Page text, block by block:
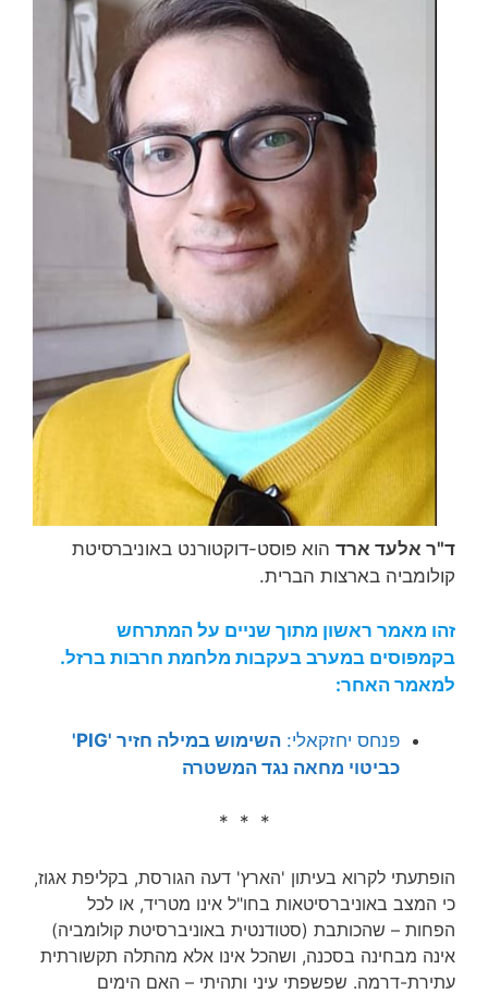
ד"ר אלעד ארד הוא פוסט-דוקטורנט באוניברסיטת
קולומביה בארצות הברית.
זהו מאמר ראשון מתוך שניים על המתרחש
בקמפוסים במערב בעקבות מלחמת חרבות ברזל.
למאמר האחר:
פנחס יחזקאלי:
השימוש במילה חזיר 'PIG'
כביטוי מחאה נגד המשטרה
* * *
הופתעתי לקרוא בעיתון 'הארץ' דעה הגורסת, בקליפת אגוז,
כי המצב באוניברסיטאות בחו"ל אינו מטריד, או לכל
הפחות – שהכותבת (סטודנטית באוניברסיטת קולומביה)
אינה מבחינה בסכנה, ושהכל אינו אלא מהתלה תקשורתית
עתירת-דרמה. שפשפתי עיני ותהיתי – האם הימים